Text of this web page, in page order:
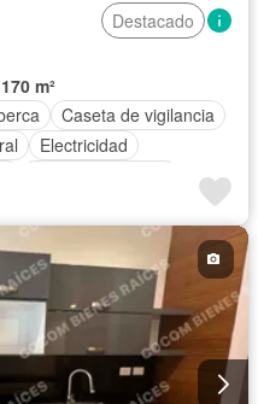
Destacado
170 m²
Caseta de vigilancia
Electricidad